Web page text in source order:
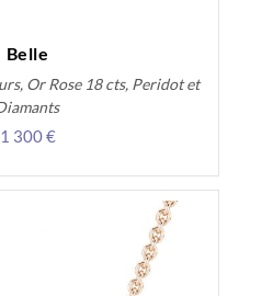
Belle
Or Rose 18 cts, Peridot et
1 300 €